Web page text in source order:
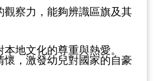
觀察力，能夠辨識區旗及其
地文化的尊重與熱愛。
懷，激發幼兒對國家的自豪